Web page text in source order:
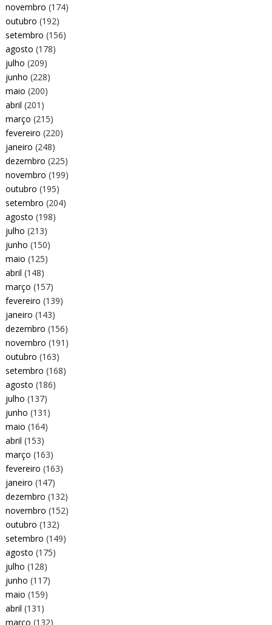
novembro (174)
outubro (192)
setembro (156)
agosto (178)
julho (209)
junho (228)
maio (200)
abril (201)
março (215)
fevereiro (220)
janeiro (248)
dezembro (225)
novembro (199)
outubro (195)
setembro (204)
agosto (198)
julho (213)
junho (150)
maio (125)
abril (148)
março (157)
fevereiro (139)
janeiro (143)
dezembro (156)
novembro (191)
outubro (163)
setembro (168)
agosto (186)
julho (137)
junho (131)
maio (164)
abril (153)
março (163)
fevereiro (163)
janeiro (147)
dezembro (132)
novembro (152)
outubro (132)
setembro (149)
agosto (175)
julho (128)
junho (117)
maio (159)
abril (131)
março (132)